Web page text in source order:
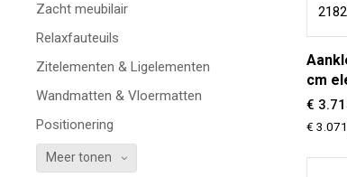
Zacht meubilair
Relaxfauteuils
Zitelementen & Ligelementen
Wandmatten & Vloermatten
Positionering
Meer tonen
cm
€
€